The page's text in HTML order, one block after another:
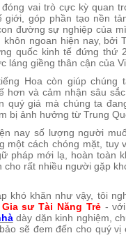
vai trò cực kỳ quan
giới, góp phần tạo nền
đường sự nghiệp của
khôn ngoan hiện nay, bởi
quốc kinh tế đứng thứ
láng giềng thân cận của
Hoa còn giúp chúng
hơn và cảm nhận sâu
quý giá mà chúng ta
bị ảnh hưởng từ Trung
nay số lượng người
một cách chóng mặt, tuy
pháp mới lạ, hoàn toàn
cho rất nhiều người gặp
khó khăn như vậy, tôi
sư Tài Năng Trẻ- với
dày dặn kinh nghiệm,
sẽ đem đến cho quý vị